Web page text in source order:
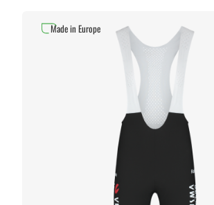
Made in Europe